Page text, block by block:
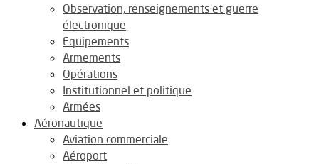
Observation, renseignements et guerre
électronique
Equipements
Armements
Opérations
Institutionnel et politique
Armées
Aéronautique
Aviation commerciale
Aéroport